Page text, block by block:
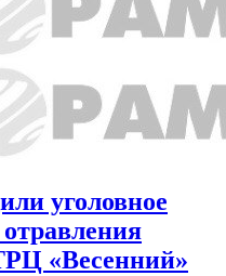
уголовное
отравления
«Весенний»